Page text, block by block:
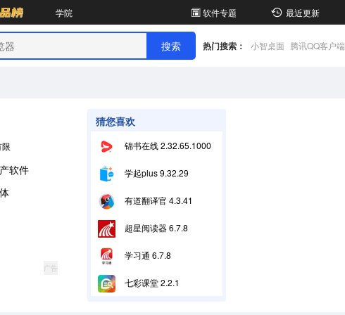
学院 软件专题 最近更新
热门搜索： 小智桌面 腾讯QQ客户端
公司
软件
广告
猜您喜欢
锦书在线 2.32.65.10007
学起plus 9.32.29
有道翻译官 4.3.41
超星阅读器 6.7.8
学习通 6.7.8
七彩课堂 2.2.1